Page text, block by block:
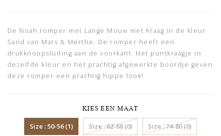
De Noah romper met Lange Mouw met Kraag in de kleur
Sand van Mats & Merthe. De romper heeft een
drukknoopsluiting aan de voorkant. Het puntkraagje in
dezelfde kleur en het prachtig afgewerkte boordje geven
deze romper een prachtig hippe look!
KIES EEN MAAT
Size : 50-56 (1) Size : 62-68 (0) Size : 74-80 (0)